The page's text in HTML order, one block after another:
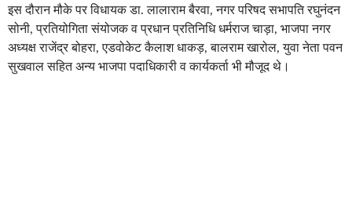
इस दौरान मौके पर विधायक डा. लालाराम बैरवा, नगर परिषद सभापति रघुनंदन
सोनी, प्रतियोगिता संयोजक व प्रधान प्रतिनिधि धर्मराज चाड़ा, भाजपा नगर
अध्यक्ष राजेंद्र बोहरा, एडवोकेट कैलाश धाकड़, बालराम खारोल, युवा नेता पवन
सुखवाल सहित अन्य भाजपा पदाधिकारी व कार्यकर्ता भी मौजूद थे।